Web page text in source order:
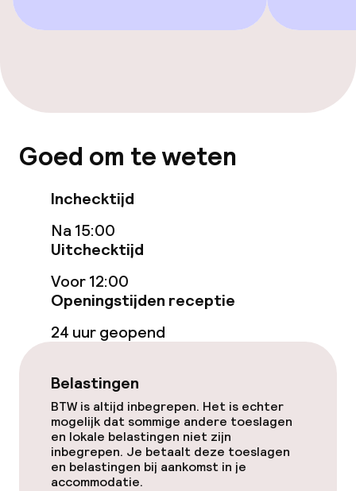
Diner à la carte
Dieetopties
Glutenvrije opties
Vegetarische opties
Zakelijke faciliteiten
Beleid
Overal rookvrij
Goed om te weten
Inchecktijd
Na 15:00
Uitchecktijd
Voor 12:00
Openingstijden receptie
24 uur geopend
Belastingen
BTW is altijd inbegrepen. Het is echter
mogelijk dat sommige andere toeslagen
en lokale belastingen niet zijn
inbegrepen. Je betaalt deze toeslagen
en belastingen bij aankomst in je
accommodatie.